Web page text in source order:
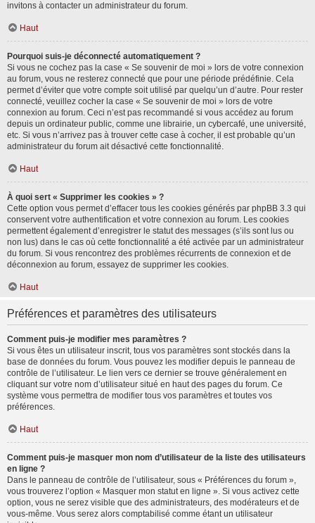
invitons à contacter un administrateur du forum.
Haut
Pourquoi suis-je déconnecté automatiquement ?
Si vous ne cochez pas la case « Se souvenir de moi » lors de votre connexion
au forum, vous ne resterez connecté que pour une période prédéfinie. Cela
permet d’éviter que votre compte soit utilisé par quelqu’un d’autre. Pour rester
connecté, veuillez cocher la case « Se souvenir de moi » lors de votre
connexion au forum. Ceci n’est pas recommandé si vous accédez au forum
depuis un ordinateur public, comme une librairie, un cybercafé, une université,
etc. Si vous n’arrivez pas à trouver cette case à cocher, il est probable qu’un
administrateur du forum ait désactivé cette fonctionnalité.
Haut
À quoi sert « Supprimer les cookies » ?
Cette option vous permet d’effacer tous les cookies générés par phpBB 3.3 qui
conservent votre authentification et votre connexion au forum. Les cookies
permettent également d’enregistrer le statut des messages (s’ils sont lus ou
non lus) dans le cas où cette fonctionnalité a été activée par un administrateur
du forum. Si vous rencontrez des problèmes récurrents de connexion et de
déconnexion au forum, essayez de supprimer les cookies.
Haut
Préférences et paramètres des utilisateurs
Comment puis-je modifier mes paramètres ?
Si vous êtes un utilisateur inscrit, tous vos paramètres sont stockés dans la
base de données du forum. Vous pouvez les modifier depuis le panneau de
contrôle de l’utilisateur. Le lien vers ce dernier se trouve généralement en
cliquant sur votre nom d’utilisateur situé en haut des pages du forum. Ce
système vous permettra de modifier tous vos paramètres et toutes vos
préférences.
Haut
Comment puis-je masquer mon nom d’utilisateur de la liste des utilisateurs
en ligne ?
Dans le panneau de contrôle de l’utilisateur, sous « Préférences du forum »,
vous trouverez l’option « Masquer mon statut en ligne ». Si vous activez cette
option, vous ne serez visible que des administrateurs, des modérateurs et de
vous-même. Vous serez alors comptabilisé comme étant un utilisateur